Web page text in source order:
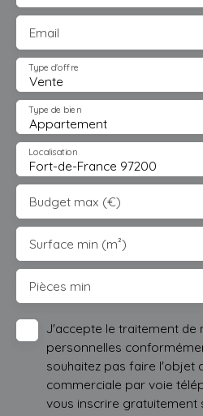
Email
Vente
Type d'offre
Appartement
Type de bien
Fort-de-France 97200
Localisation
Budget max (€)
Surface min (m²)
Pièces min
J'accepte le traitement de
personnelles
souhaitez pas faire l'objet
commerciale par voie
vous inscrire gratuitement